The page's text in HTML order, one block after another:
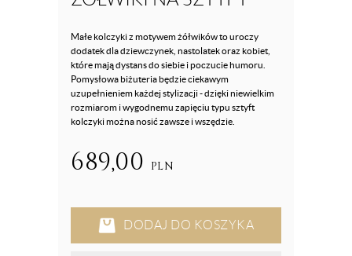
Małe kolczyki z motywem żółwików to uroczy
dodatek dla dziewczynek, nastolatek oraz kobiet,
które mają dystans do siebie i poczucie humoru.
Pomysłowa biżuteria będzie ciekawym
uzupełnieniem każdej stylizacji - dzięki niewielkim
rozmiarom i wygodnemu zapięciu typu sztyft
kolczyki można nosić zawsze i wszędzie.
689,00 PLN
DODAJ DO KOSZYKA